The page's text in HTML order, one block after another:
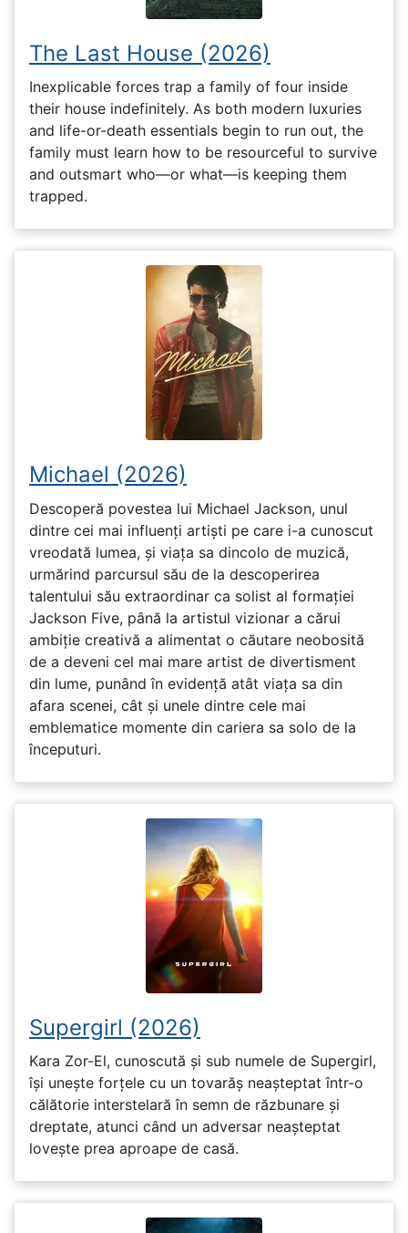
The Last House (2026)
Inexplicable forces trap a family of four inside
their house indefinitely. As both modern luxuries
and life-or-death essentials begin to run out, the
family must learn how to be resourceful to survive
and outsmart who—or what—is keeping them
trapped.
Michael (2026)
Descoperă povestea lui Michael Jackson, unul
dintre cei mai influenți artiști pe care i-a cunoscut
vreodată lumea, și viața sa dincolo de muzică,
urmărind parcursul său de la descoperirea
talentului său extraordinar ca solist al formației
Jackson Five, până la artistul vizionar a cărui
ambiție creativă a alimentat o căutare neobosită
de a deveni cel mai mare artist de divertisment
din lume, punând în evidență atât viața sa din
afara scenei, cât și unele dintre cele mai
emblematice momente din cariera sa solo de la
începuturi.
Supergirl (2026)
Kara Zor-El, cunoscută și sub numele de Supergirl,
își unește forțele cu un tovarăș neașteptat într-o
călătorie interstelară în semn de răzbunare și
dreptate, atunci când un adversar neașteptat
lovește prea aproape de casă.